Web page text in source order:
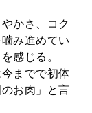
かさ、コク
み進めてい
感じる。
までで初体
お肉」と言